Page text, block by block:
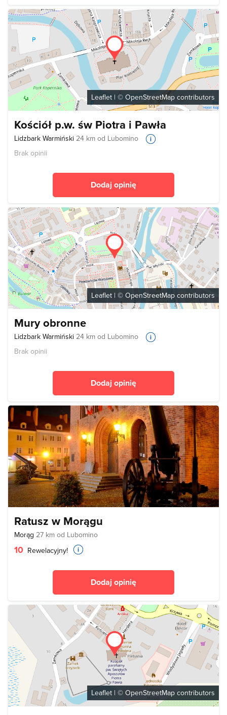
Leaflet | © OpenStreetMap contributors
Kościół p.w. św Piotra i Pawła
Lidzbark Warmiński 24 km od Lubomino
Brak opinii
Dodaj opinię
Leaflet | ©OpenStreetMap contributors
Mury obronne
Lidzbark Warmiński 24 km od Lubomino
Brak opinii
Dodaj opinię
Ratusz w Morągu
Morąg 27 km od Lubomino
10 Rewelacyjny!
Dodaj opinię
Leaflet | © OpenStreetMap contributors